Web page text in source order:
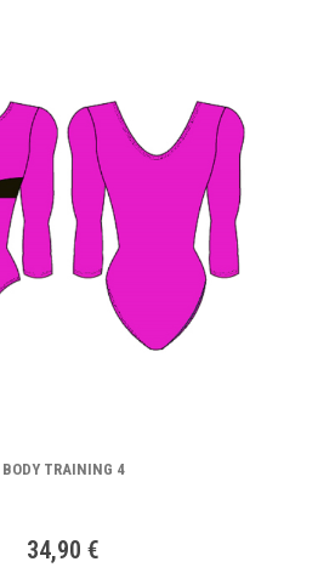
BODY TRAINING 4
34,90 €